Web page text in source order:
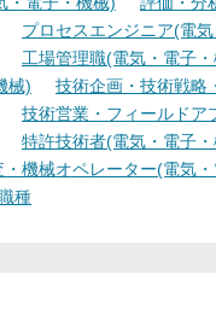
プロセスエンジニア(電
工場管理職(電気・電子
械)
技術企画・技術戦略
技術営業・フィールドア
特許技術者(電気・電子
機械オペレーター(電気
種